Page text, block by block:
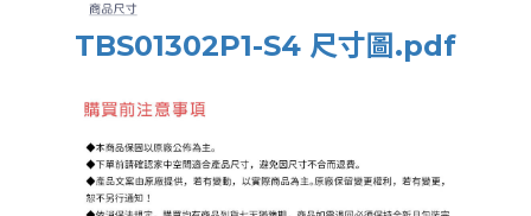
TBS01302P1-S4 尺寸圖.pdf